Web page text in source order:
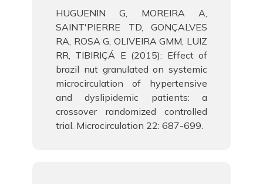
HUGUENIN G, MOREIRA A,
SAINT'PIERRE TD, GONÇALVES
RA, ROSA G, OLIVEIRA GMM, LUIZ
RR, TIBIRIÇÁ E (2015): Effect of
brazil nut granulated on systemic
microcirculation of hypertensive
and dyslipidemic patients: a
crossover randomized controlled
trial. Microcirculation 22: 687-699.